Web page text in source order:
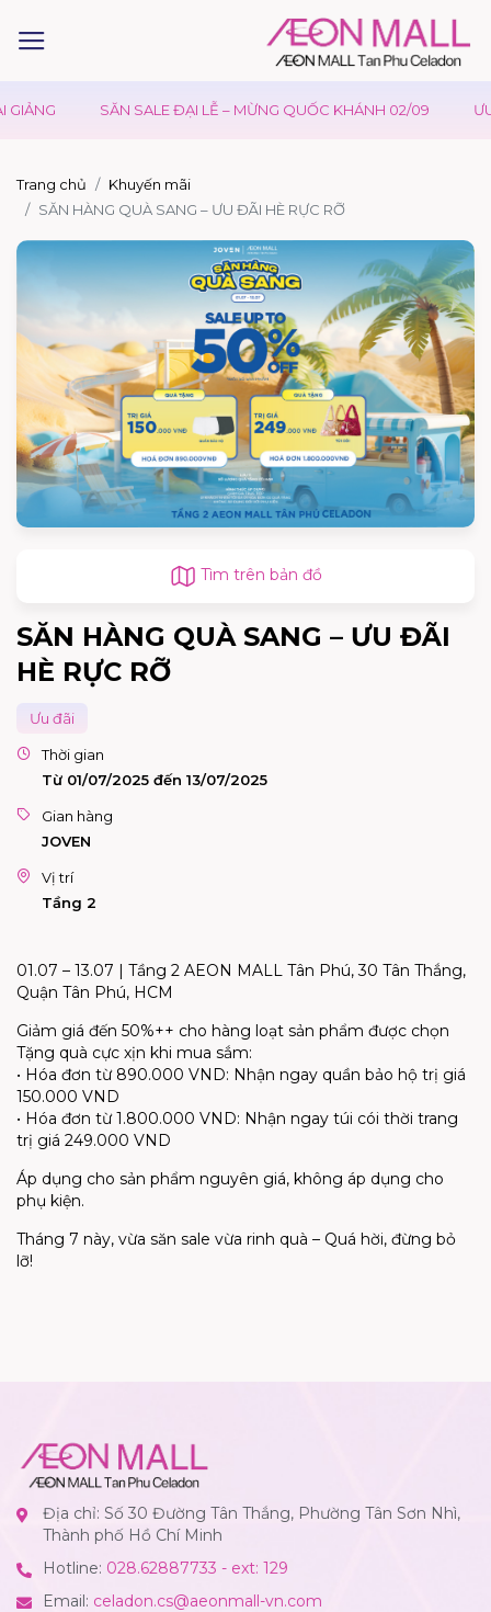
SĂN SALE ĐẠI LỄ – MỪNG QUỐC KHÁNH 02/09 ƯU
Trang chủ
Khuyến mãi
SĂN HÀNG QUÀ SANG – ƯU ĐÃI HÈ RỰC RỠ
Tìm trên bản đồ
SĂN HÀNG QUÀ SANG – ƯU ĐÃI
HÈ RỰC RỠ
Ưu đãi
Thời gian
Từ 01/07/2025 đến 13/07/2025
Gian hàng
JOVEN
Vị trí
Tầng 2
01.07 – 13.07 | Tầng 2 AEON MALL Tân Phú, 30 Tân Thắng,
Quận Tân Phú, HCM
Giảm giá đến 50%++ cho hàng loạt sản phẩm được chọn
Tặng quà cực xịn khi mua sắm:
• Hóa đơn từ 890.000 VND: Nhận ngay quần bảo hộ trị giá
150.000 VND
• Hóa đơn từ 1.800.000 VND: Nhận ngay túi cói thời trang
trị giá 249.000 VND
Áp dụng cho sản phẩm nguyên giá, không áp dụng cho
phụ kiện.
Tháng 7 này, vừa săn sale vừa rinh quà – Quá hời, đừng bỏ
lỡ!
Địa chỉ: Số 30 Đường Tân Thắng, Phường Tân Sơn Nhì,
Thành phố Hồ Chí Minh
Hotline: 028.62887733 - ext: 129
Email: celadon.cs@aeonmall-vn.com